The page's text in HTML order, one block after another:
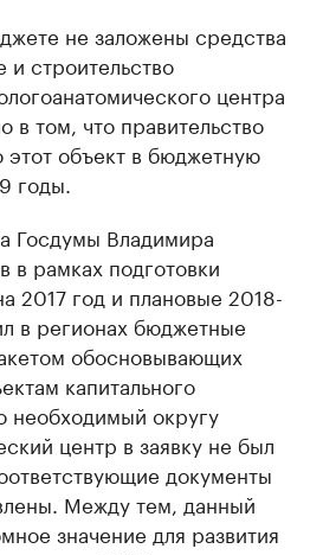
не заложены средства
и строительство
центра
в том, что правительство
объект в бюджетную
годы.
Госдумы Владимира
рамках подготовки
2017 год и плановые 2018-
в регионах бюджетные
обосновывающих
капитального
необходимый округу
центр в заявку не был
документы
Между тем, данный
значение для развития